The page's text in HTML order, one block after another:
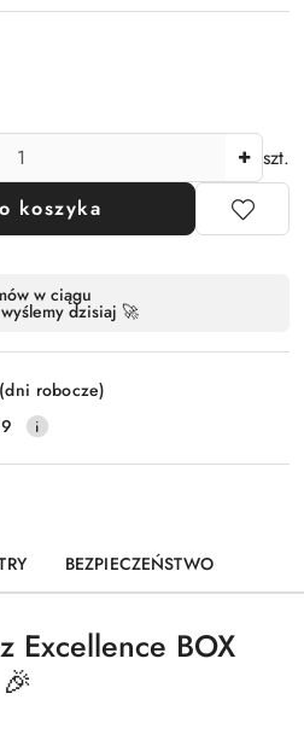
szt.
koszyka
w ciągu
dzisiaj 🚀
robocze)
BEZPIECZEŃSTWO
Excellence BOX